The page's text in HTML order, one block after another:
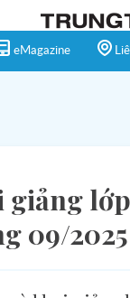
eMagazine
09/2025